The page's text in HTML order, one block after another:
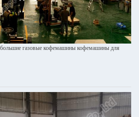
газовые кофемашины кофемашины для